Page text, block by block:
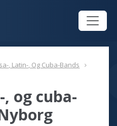
, Latin-, Og Cuba-Bands
og cuba-